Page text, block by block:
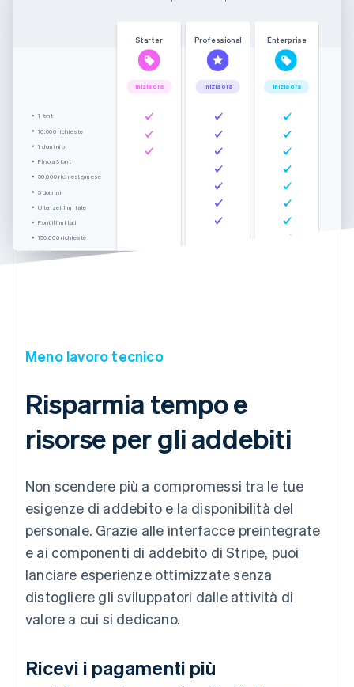
Starter Professional Enterprise
Inizia ora Inizia ora Inizia ora
Fino a 3 font
50.000 richieste/mese
5 domini
Utenze illimitate
1 font
10.000 richieste
1 dominio
Font illimitati
150.000 richieste
Domini illimitati
Meno lavoro tecnico
Risparmia tempo e
risorse per gli addebiti
Non scendere più a compromessi tra le tue
esigenze di addebito e la disponibilità del
personale. Grazie alle interfacce preintegrate
e ai componenti di addebito di Stripe, puoi
lanciare esperienze ottimizzate senza
distogliere gli sviluppatori dalle attività di
valore a cui si dedicano.
Ricevi i pagamenti più